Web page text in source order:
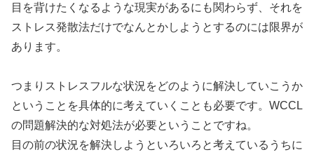
目を背けたくなるような現実があるにも関わらず、それを
ストレス発散法だけでなんとかしようとするのには限界が
あります。
つまりストレスフルな状況をどのように解決していこうか
ということを具体的に考えていくことも必要です。WCCL
の問題解決的な対処法が必要ということですね。
目の前の状況を解決しようといろいろと考えているうちに